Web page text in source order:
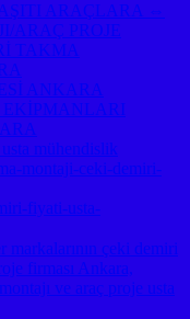
ARAÇLARA ⇔
ARAÇ PROJE
TAKMA
ANKARA
EKİPMANLARI
mühendislik
montaji-ceki-demiri-
fiyati-usta-
çeki demiri
firması Ankara,
ve araç proje usta